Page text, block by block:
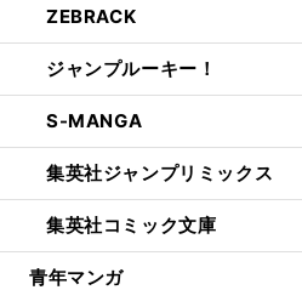
ZEBRACK
ジャンプルーキー！
S-MANGA
集英社ジャンプリミックス
集英社コミック文庫
青年マンガ